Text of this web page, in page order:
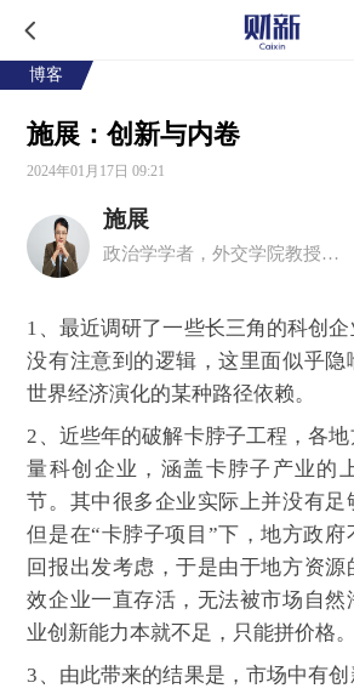
博客
施展：创新与内卷
2024年01月17日 09:21
施展
政治学学者，外交学院教授。外交学院世界政治研究中心主任
1、最近调研了一些长三角的科创
没有注意到的逻辑，这里面似乎隐
世界经济演化的某种路径依赖。
2、近些年的破解卡脖子工程，各
量科创企业，涵盖卡脖子产业的
节。其中很多企业实际上并没有足
但是在“卡脖子项目”下，地方政府
回报出发考虑，于是由于地方资
效企业一直存活，无法被市场自然
业创新能力本就不足，只能拼价格。
3、由此带来的结果是，市场中有